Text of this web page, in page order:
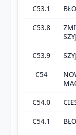
C53.1
C53.8
C53.9
C54
C54.0
C54.1